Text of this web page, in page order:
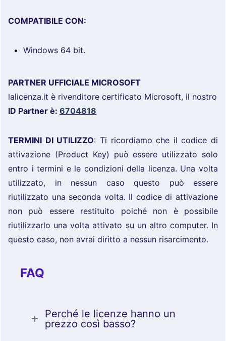
COMPATIBILE CON:
Windows 64 bit.
PARTNER UFFICIALE MICROSOFT
lalicenza.it è rivenditore certificato Microsoft, il nostro
ID Partner è: 6704818
TERMINI DI UTILIZZO: Ti ricordiamo che il codice di
attivazione (Product Key) può essere utilizzato solo
entro i termini e le condizioni della licenza. Una volta
utilizzato, in nessun caso questo può essere
riutilizzato una seconda volta. Il codice di attivazione
non può essere restituito poiché non è possibile
riutilizzarlo una volta attivato su un altro computer. In
questo caso, non avrai diritto a nessun risarcimento.
FAQ
Perché le licenze hanno un
prezzo così basso?